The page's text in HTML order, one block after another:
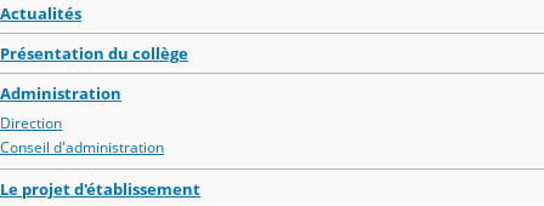
Actualités
Présentation du collège
Administration
Direction
Conseil d'administration
Le projet d'établissement